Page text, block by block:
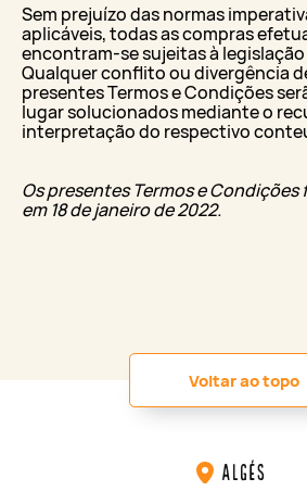
Sem prejuízo das normas
aplicáveis, todas as compras
encontram-se sujeitas à
Qualquer conflito ou divergência
presentes Termos e Condições
lugar solucionados mediante o
interpretação do respectivo
Os presentes Termos e
em 18 de janeiro de 2022.
Voltar ao topo
Algés